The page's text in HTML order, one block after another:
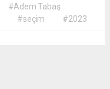
#Adem Tabaş
#seçim #2023